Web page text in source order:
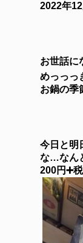
2022年12
お世話に
めっっっ
お鍋の季
今日と明
な…なん
200円➕